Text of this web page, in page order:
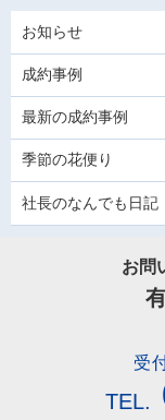
お知らせ
成約事例
最新の成約事例
季節の花便り
社長のなんでも日記
お問
受
TEL.